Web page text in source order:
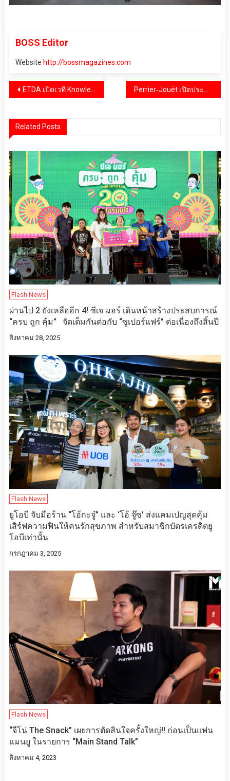
BOSS Editor
Website http://bossmagazines.com
แนะแนว
ETDA เปิดเวที Knowledge Sharing ชู VC และ Digital Document Wallet โครงสร้างพื้นฐานเศรษฐกิจดิจิทัล เร่งสร้างมาตรฐานความเชื่อมั่นข้อมูลดิจิทัลไทย
Related Posts
Flash News
ผ่านไป 2 ยังเหลืออีก 4! ซีเจ มอร์ เดินหน้าสร้างประสบการณ์
“ครบ ถูก คุ้ม” จัดเต็มกันต่อกับ “ซูเปอร์แฟร์” ต่อเนื่องถึงสิ้นปี
สิงหาคม 28, 2025
Flash News
ยูโอบี จับมือร้าน “โอ้กะจู๋” และ ‘โอ้ จู๊ซ’ ส่งแคมเปญสุดคุ้ม
เสิร์ฟความฟินให้คนรักสุขภาพ สำหรับสมาชิกบัตรเครดิตยู
โอบีเท่านั้น
กรกฎาคม 3, 2025
Flash News
“จีโน่ The Snack” เผยการตัดสินใจครั้งใหญ่!! ก่อนเป็นแฟน
แมนยู ในรายการ “Main Stand Talk”
สิงหาคม 4, 2023